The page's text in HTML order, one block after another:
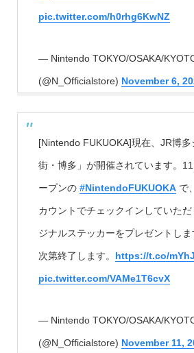
pic.twitter.com/h0rhg6KwNZ
— Nintendo TOKYO/OSAKA/
(@N_Officialstore) November 6,
[Nintendo FUKUOKA]現在、JR博
街・博多」が開催されています。
ープンの #NintendoFUKUOKAで
カウントでチェックインしていた
ジナルステッカーをプレゼントし
次第終了します。 https://t.co/
pic.twitter.com/VAMe1T6cvX
— Nintendo TOKYO/OSAKA/
(@N_Officialstore) November 11,